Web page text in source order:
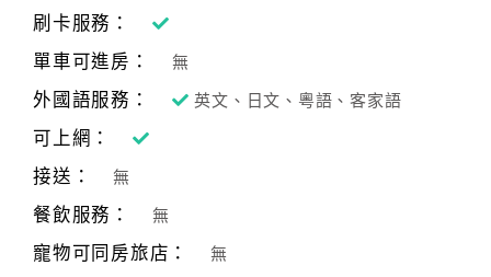
Line
上
客
利
查
刷卡服務：
單車可進房：
無
外國語服務： 英文、日文、粵語、客家語
可上網：
接送：
無
餐飲服務： 無
寵物可同房旅店： 無